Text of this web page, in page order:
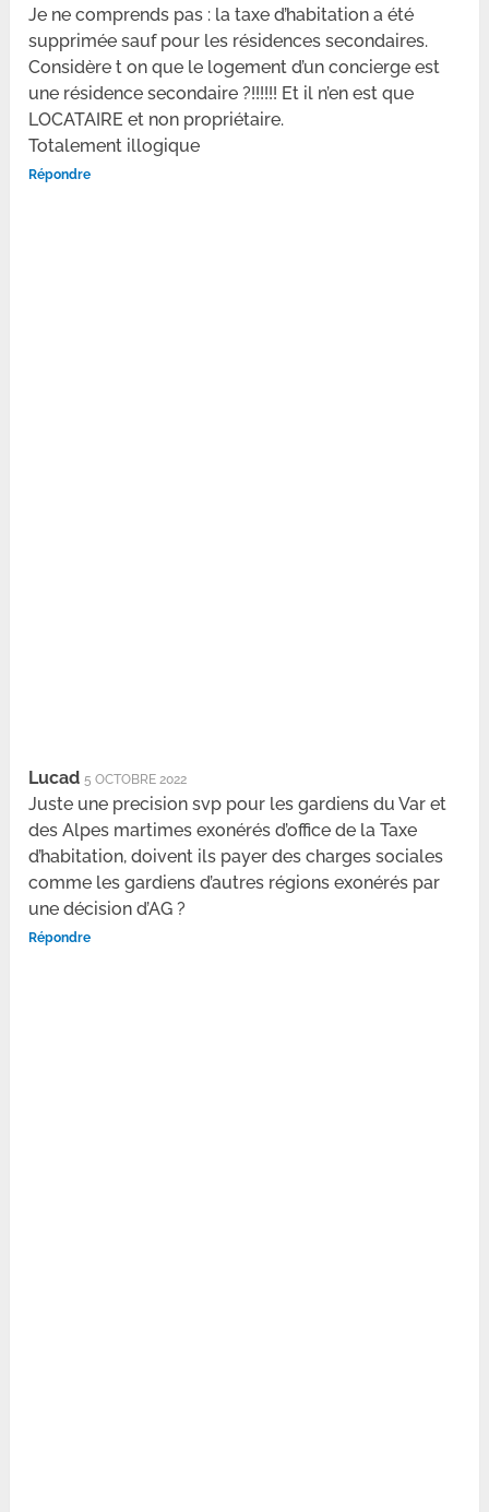
Je ne comprends pas : la taxe d’habitation a été
supprimée sauf pour les résidences secondaires.
Considère t on que le logement d’un concierge est
une résidence secondaire ?!!!!!! Et il n’en est que
LOCATAIRE et non propriétaire.
Totalement illogique
Répondre
Lucad 5 OCTOBRE 2022
Juste une precision svp pour les gardiens du Var et
des Alpes martimes exonérés d’office de la Taxe
d’habitation, doivent ils payer des charges sociales
comme les gardiens d’autres régions exonérés par
une décision d’AG ?
Répondre